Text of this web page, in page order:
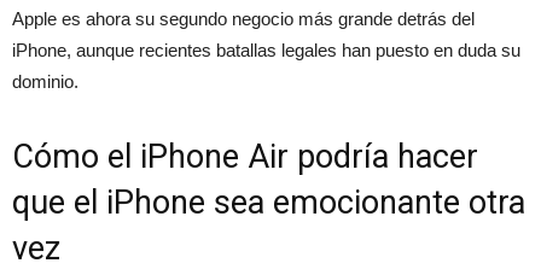
Apple es ahora su segundo negocio más grande detrás del
iPhone, aunque recientes batallas legales han puesto en duda su
dominio.
Cómo el iPhone Air podría hacer
que el iPhone sea emocionante otra
vez